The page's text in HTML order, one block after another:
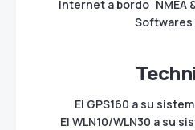
Internet a bordo NMEA
Softwares
El GPS160 a su
El WLN10/WLN30 a su